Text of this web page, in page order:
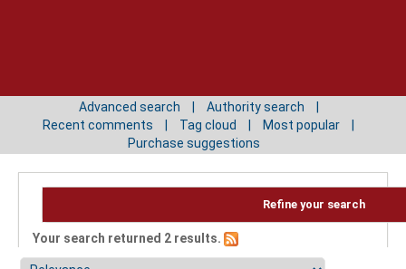
Advanced search
Authority search
Recent comments
Tag cloud
Most popular
Purchase suggestions
Refine your search
Your search returned 2 results.